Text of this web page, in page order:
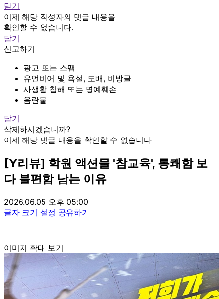
닫기
이제 해당 작성자의 댓글 내용을
확인할 수 없습니다.
닫기
신고하기
광고 또는 스팸
유언비어 및 욕설, 도배, 비방글
사생활 침해 또는 명예훼손
음란물
닫기
삭제하시겠습니까?
이제 해당 댓글 내용을 확인할 수 없습니다
[Y리뷰] 학원 액션물 '참교육', 통쾌함 보
다 불편함 남는 이유
2026.06.05 오후 05:00
글자 크기 설정 공유하기
이미지 확대 보기